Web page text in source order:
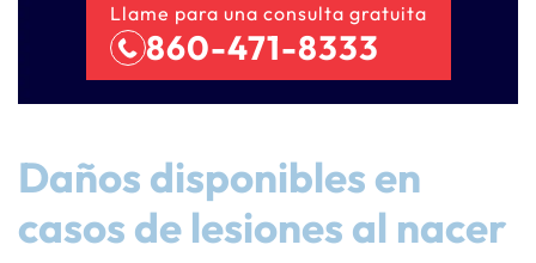
Llame para una consulta gratuita
860-471-8333
Daños disponibles en
casos de lesiones al nacer